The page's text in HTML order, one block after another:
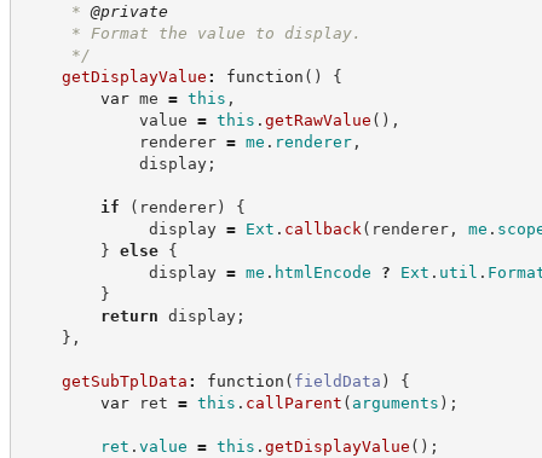
* @private
* Format the value to display.
*/
getDisplayValue : function ( )
{
var me = this ,
value = this . getRawValue ( ) ,
renderer = me . renderer,
display;
if ( renderer)
{
display = Ext . callback ( renderer, me .
} else
{
display = me . htmlEncode ? Ext . util .
}
return display;
} ,
getSubTplData : function ( fieldData )
{
var ret = this . callParent ( arguments ) ;
ret . value = this . getDisplayValue ( ) ;